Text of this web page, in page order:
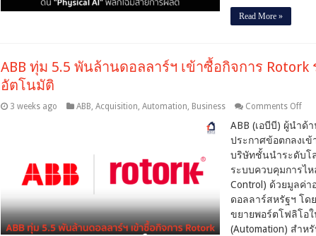
Read More »
ABB ทุ่ม 5.5 พันล้านดอลลาร์ฯ เข้าซื้อกิจการ
อัตโนมัติ
3 weeks ago ABB, Acquisition, Automation, Business Comments Offon
ทุ่ม
5.5
พัน
ล้าน
ดอ
เข้า
ซื้อ
กิจ
ABB (เอบีบี) ผู้นำด้
ประกาศข้อตกลงเข้
บริษัทชั้นนำระดับโ
ระบบควบคุมการไห
Control) ด้วยมูลค่า
ดอลลาร์สหรัฐฯ โด
ขยายพอร์ตโฟลิโอ
(Automation) สำ